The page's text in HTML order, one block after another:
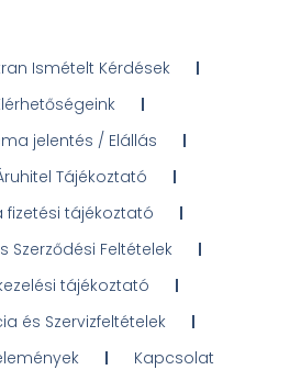
Ismételt Kérdések
jelentés / Elállás
Tájékoztató
fizetési tájékoztató
Szerződési Feltételek
tájékoztató
és Szervizfeltételek
Kapcsolat